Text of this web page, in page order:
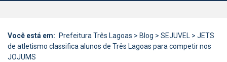
Você está em: Prefeitura Três Lagoas > Blog > SEJUVEL > JETS
de atletismo classifica alunos de Três Lagoas para competir nos
JOJUMS